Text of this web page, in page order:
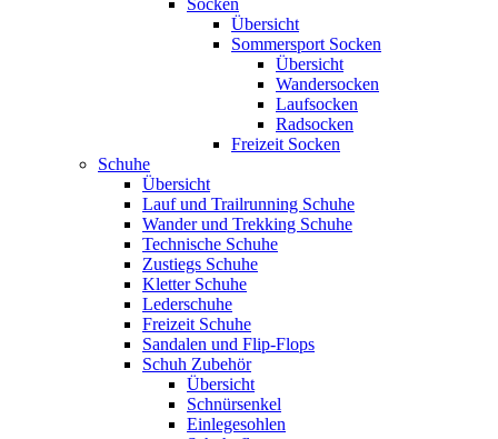
Socken
Übersicht
Sommersport Socken
Übersicht
Wandersocken
Laufsocken
Radsocken
Freizeit Socken
Schuhe
Übersicht
Lauf und Trailrunning Schuhe
Wander und Trekking Schuhe
Technische Schuhe
Zustiegs Schuhe
Kletter Schuhe
Lederschuhe
Freizeit Schuhe
Sandalen und Flip-Flops
Schuh Zubehör
Übersicht
Schnürsenkel
Einlegesohlen